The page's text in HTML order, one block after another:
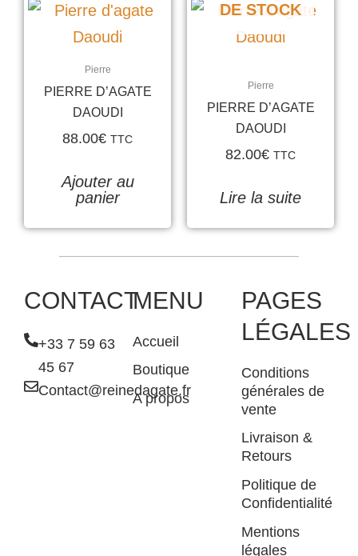
Pierre
PIERRE D’AGATE
DAOUDI
88.00€ TTC
Ajouter au
panier
DE STOCK
Pierre
PIERRE D’AGATE
DAOUDI
82.00€ TTC
Lire la suite
CONTACT
+33 7 59 63
45 67
Contact@reinedagate.fr
MENU
Accueil
Boutique
A propos
PAGES
LÉGALES
Conditions
générales de
vente
Livraison &
Retours
Politique de
Confidentialité
Mentions
légales